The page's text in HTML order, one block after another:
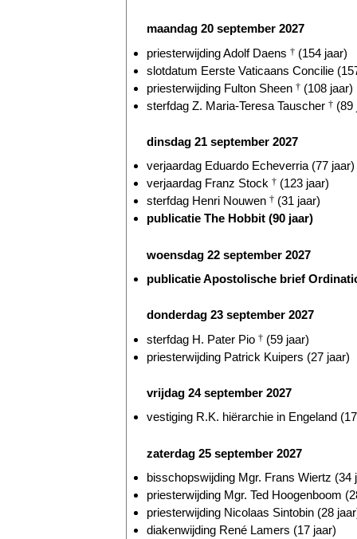
maandag 20 september 2027
priesterwijding Adolf Daens † (154 jaar)
slotdatum Eerste Vaticaans Concilie
priesterwijding Fulton Sheen † (108 jaar)
sterfdag Z. Maria-Teresa Tauscher † (89
dinsdag 21 september 2027
verjaardag Eduardo Echeverria (77 jaar)
verjaardag Franz Stock † (123 jaar)
sterfdag Henri Nouwen † (31 jaar)
publicatie The Hobbit (90 jaar)
woensdag 22 september 2027
publicatie Apostolische brief
donderdag 23 september 2027
sterfdag H. Pater Pio † (59 jaar)
priesterwijding Patrick Kuipers (27 jaar)
vrijdag 24 september 2027
vestiging R.K. hiërarchie in Engeland
zaterdag 25 september 2027
bisschopswijding Mgr. Frans Wiertz (34
priesterwijding Mgr. Ted Hoogenboom
priesterwijding Nicolaas Sintobin (28
diakenwijding René Lamers (17 jaar)